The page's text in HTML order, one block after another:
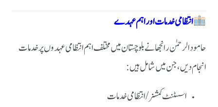
انتظامی خدمات اور اہم عہدے
حامود الرحمٰن رانجھا نے بلوچستان میں مختلف اہم انتظامی عہدوں پر خدمات
انجام دیں، جن میں شامل ہیں:
اسسٹنٹ کمشنر / انتظامی خدمات